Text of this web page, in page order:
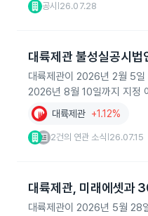
공시 26.07.28
대륙제관 불성실공시법
대륙제관이 2026년 2월 5일
2026년 8월 10일까지 지정
대륙제관 +1.12%
2건의 연관 소식 26.07.15
대륙제관, 미래에셋과
대륙제관이 2026년 5월 28